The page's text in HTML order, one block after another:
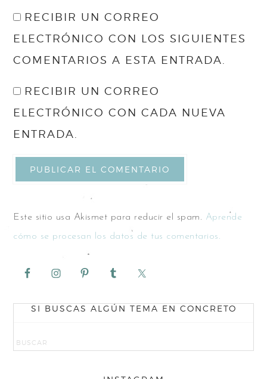
RECIBIR UN CORREO
ELECTRÓNICO CON LOS SIGUIENTES
COMENTARIOS A ESTA ENTRADA.
RECIBIR UN CORREO
ELECTRÓNICO CON CADA NUEVA
ENTRADA.
Este sitio usa Akismet para reducir el spam. Aprende
cómo se procesan los datos de tus comentarios.
SI BUSCAS ALGÚN TEMA EN CONCRETO